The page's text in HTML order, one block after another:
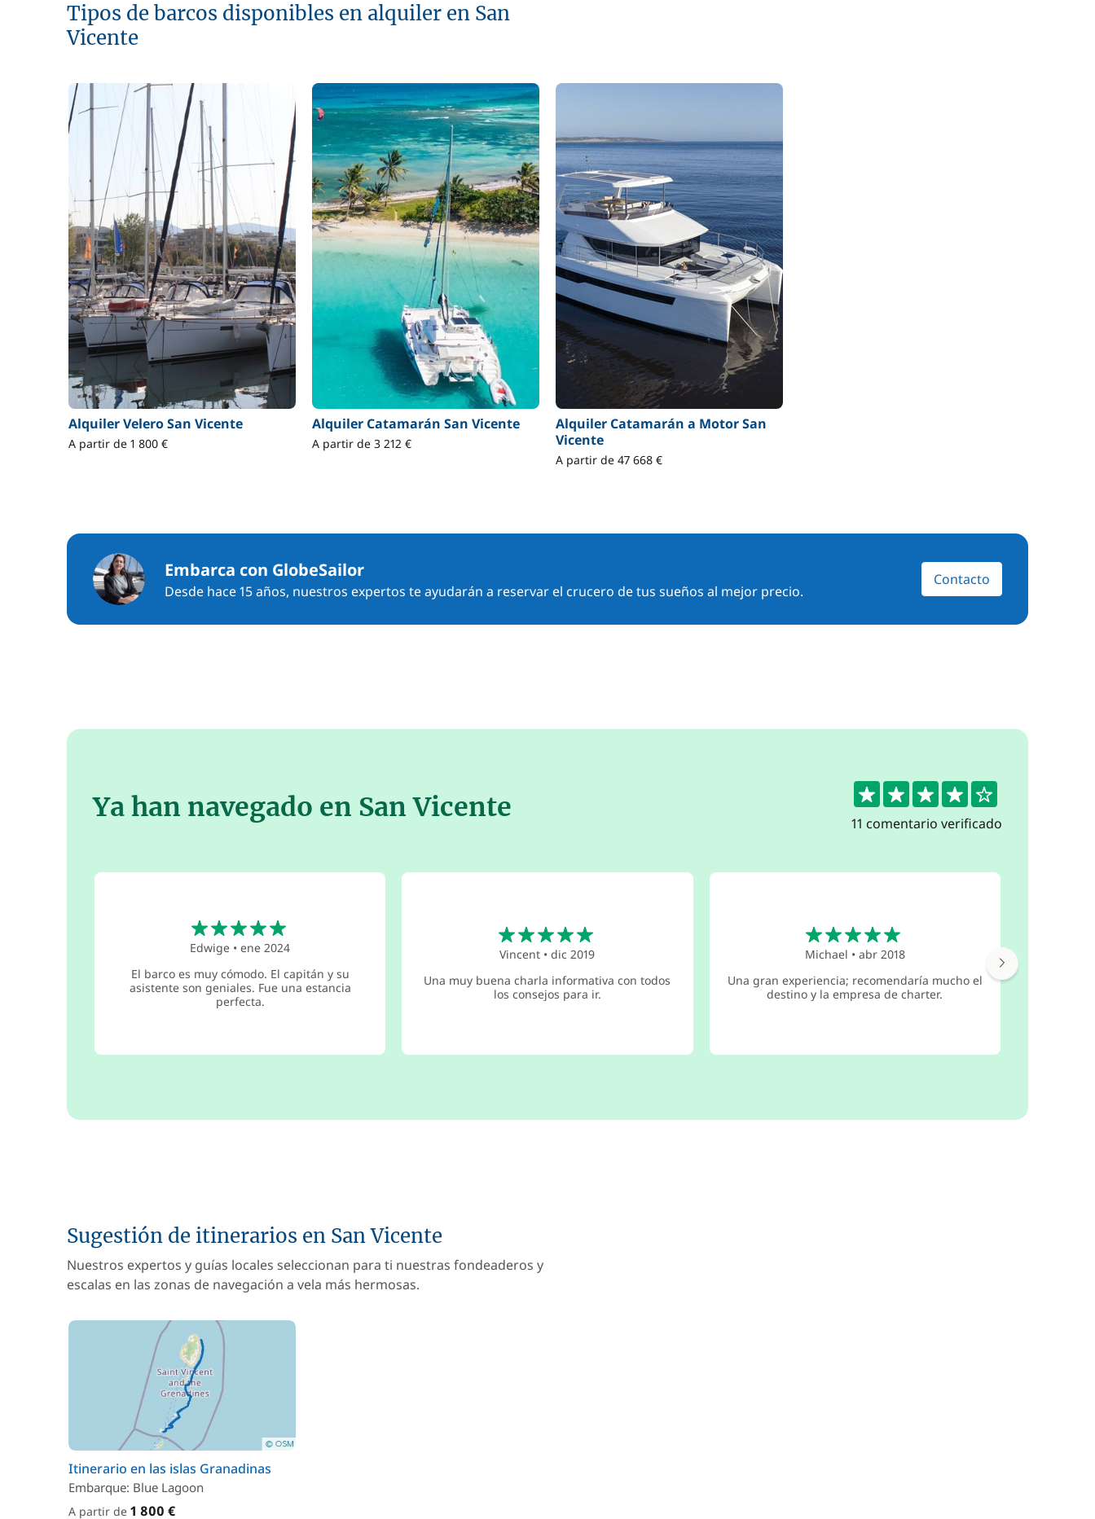
Tipos de barcos disponibles en alquiler en San
Vicente
Alquiler Velero San Vicente
A partir de 1 800 €
Alquiler Catamarán San Vicente
A partir de 3 212 €
Alquiler Catamarán a Motor San
Vicente
A partir de 47 668 €
Embarca con GlobeSailor
Desde hace 15 años, nuestros expertos te ayudarán a reservar el crucero de tus sueños al mejor precio.
Contacto
4.2
11 comentario verificado
Ya han navegado en San Vicente
Edwige •ene 2024
El barco es muy cómodo. El capitán y su
asistente son geniales. Fue una estancia
perfecta.
Vincent •dic 2019
Una muy buena charla informativa con todos
los consejos para ir.
Michael • abr 2018
Una gran experiencia; recomendaría mucho el
destino y la empresa de charter.
Sugestión de itinerarios en San Vicente
Nuestros expertos y guías locales seleccionan para ti nuestras fondeaderos y
escalas en las zonas de navegación a vela más hermosas.
Itinerario en las islas Granadinas
Embarque: Blue Lagoon
A partir de 1 800 €